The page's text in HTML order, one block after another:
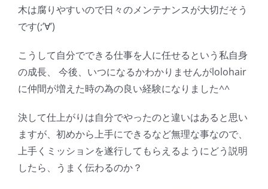
木は腐りやすいので日々のメンテナンスが大切だそう
です(;’∀’)
こうして自分でできる仕事を人に任せるという私自身
の成長、 今後、いつになるかわかりませんがlolohair
に仲間が増えた時の為の良い経験になりました^^
決して仕上がりは自分でやったのと違いはあると思い
ますが、初めから上手にできるなど無理な事なので、
上手くミッションを遂行してもらえるようにどう説明
したら、うまく伝わるのか？